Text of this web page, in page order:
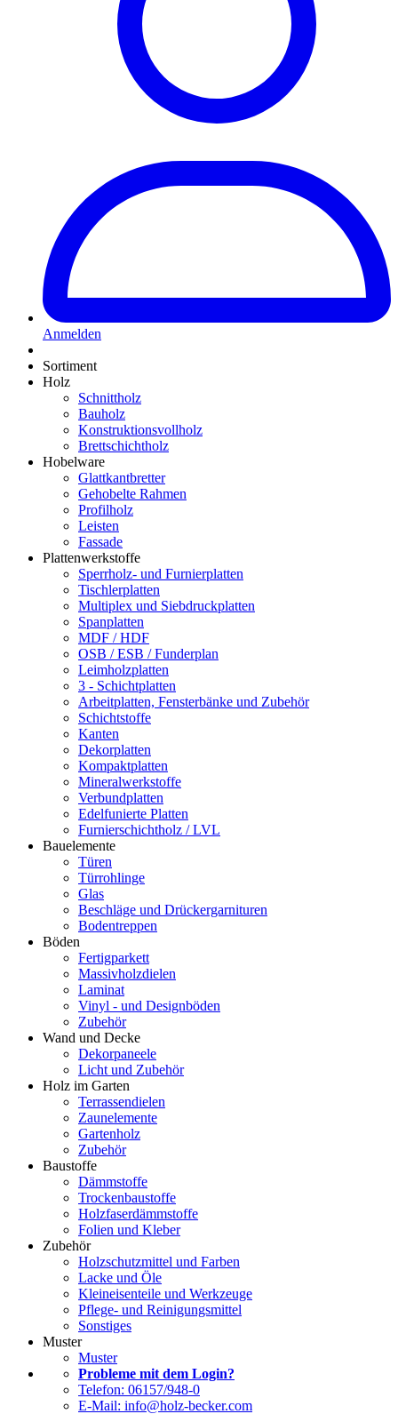
Anmelden
Sortiment
Holz
Schnittholz
Bauholz
Konstruktionsvollholz
Brettschichtholz
Hobelware
Glattkantbretter
Gehobelte Rahmen
Profilholz
Leisten
Fassade
Plattenwerkstoffe
Sperrholz- und Furnierplatten
Tischlerplatten
Multiplex und Siebdruckplatten
Spanplatten
MDF / HDF
OSB / ESB / Funderplan
Leimholzplatten
3 - Schichtplatten
Arbeitplatten, Fensterbänke und Zubehör
Schichtstoffe
Kanten
Dekorplatten
Kompaktplatten
Mineralwerkstoffe
Verbundplatten
Edelfunierte Platten
Furnierschichtholz / LVL
Bauelemente
Türen
Türrohlinge
Glas
Beschläge und Drückergarnituren
Bodentreppen
Böden
Fertigparkett
Massivholzdielen
Laminat
Vinyl - und Designböden
Zubehör
Wand und Decke
Dekorpaneele
Licht und Zubehör
Holz im Garten
Terrassendielen
Zaunelemente
Gartenholz
Zubehör
Baustoffe
Dämmstoffe
Trockenbaustoffe
Holzfaserdämmstoffe
Folien und Kleber
Zubehör
Holzschutzmittel und Farben
Lacke und Öle
Kleineisenteile und Werkzeuge
Pflege- und Reinigungsmittel
Sonstiges
Muster
Muster
Probleme mit dem Login?
Telefon: 06157/948-0
E-Mail: info@holz-becker.com